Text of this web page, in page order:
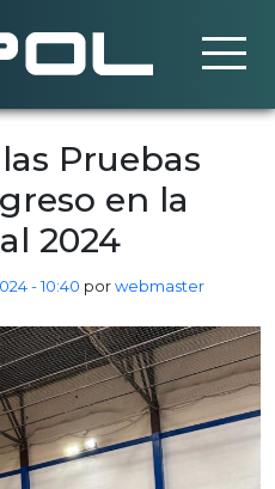
Pruebas
en la
2024
- 10:40 porwebmaster